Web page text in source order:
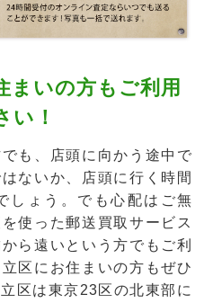
まいの方もご利用
い！
も、店頭に向かう途中で
ないか、店頭に行く時間
しょう。でも心配はご無
使った郵送買取サービス
ら遠いという方でもご利
区にお住まいの方もぜひ
区は東京23区の北東部に